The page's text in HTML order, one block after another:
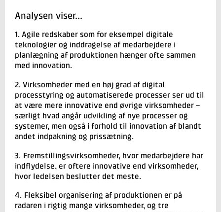
Analysen viser...
1. Agile redskaber som for eksempel digitale
teknologier og inddragelse af medarbejdere i
planlægning af produktionen hænger ofte sammen
med innovation.
2. Virksomheder med en høj grad af digital
processtyring og automatiserede processer ser ud til
at være mere innovative end øvrige virksomheder –
særligt hvad angår udvikling af nye processer og
systemer, men også i forhold til innovation af blandt
andet indpakning og prissætning.
3. Fremstillingsvirksomheder, hvor medarbejdere har
indflydelse, er oftere innovative end virksomheder,
hvor ledelsen beslutter det meste.
4. Fleksibel organisering af produktionen er på
radaren i rigtig mange virksomheder, og tre